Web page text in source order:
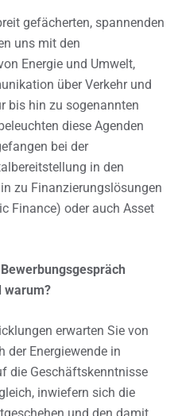
gefächerten, spannenden
uns mit den
Energie und Umwelt,
über Verkehr und
bis hin zu sogenannten
diese Agenden
bei der
in den
zu Finanzierungslösungen
Finance) oder auch Asset
warum?
erwarten Sie von
der Energiewende in
die Geschäftskenntnisse
inwiefern sich die